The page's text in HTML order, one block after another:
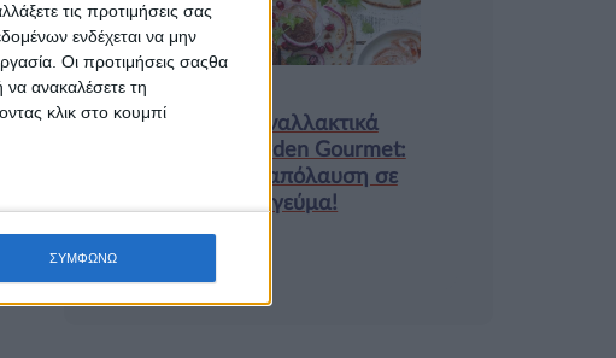
τις προτιμήσεις σας
ενδέχεται να μην
Οι προτιμήσεις σαςθα
να ανακαλέσετε τη
κλικ στο κουμπί
ΣΥΜΦΩΝΩ
Τα νέα της αγοράς
Φυτικά Εναλλακτικά
Κρέατος Garden Gourmet:
θρέψη και απόλαυση σε
κάθε γεύμα!